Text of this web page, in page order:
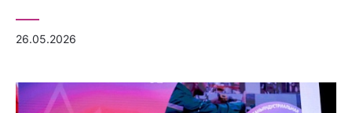
26.05.2026